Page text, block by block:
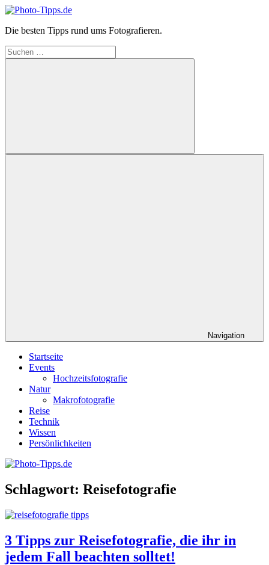
Zum
springen
Photo-
Die besten Tipps rund ums Fotografieren.
Suchen
nach:
Suchen
Navigation
Startseite
Events
Hochzeitsfotografie
Natur
Makrofotografie
Reise
Technik
Wissen
Persönlichkeiten
Schlagwort: Reisefotografie
3 Tipps zur Reisefotografie, die ihr in
jedem Fall beachten solltet!